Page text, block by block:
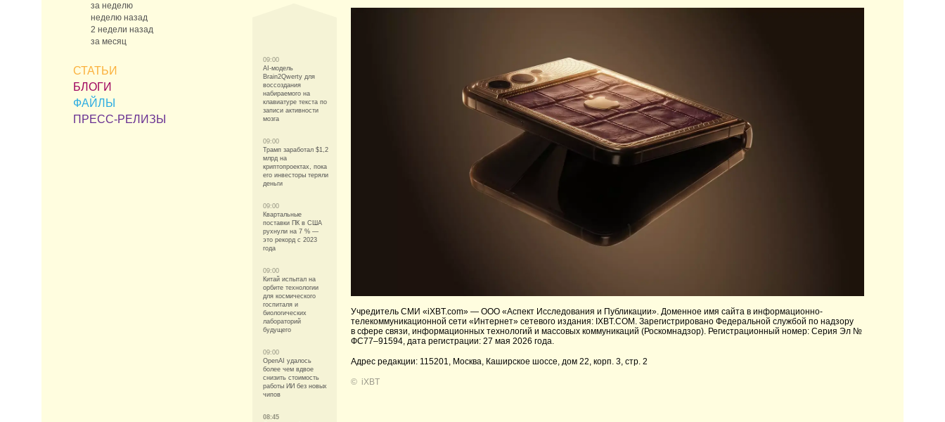
за неделю
неделю назад
2 недели назад
за месяц
СТАТЬИ
БЛОГИ
ФАЙЛЫ
ПРЕСС-РЕЛИЗЫ
09:00
AI-модель
Brain2Qwerty для
воссоздания
набираемого на
клавиатуре текста по
записи активности
мозга
09:00
Трамп заработал $1,2
млрд на
криптопроектах, пока
его инвесторы теряли
деньги
09:00
Квартальные
поставки ПК в США
рухнули на 7 % —
это рекорд с 2023
года
09:00
Китай испытал на
орбите технологии
для космического
госпиталя и
биологических
лабораторий
будущего
09:00
OpenAI удалось
более чем вдвое
снизить стоимость
работы ИИ без новых
чипов
08:45
Учредитель СМИ «iXBT.com» — ООО «Аспект Исследования и Публикации». Доменное имя сайта в информационно-
телекоммуникационной сети «Интернет» сетевого издания: IXBT.COM. Зарегистрировано Федеральной службой по надзору
в сфере связи, информационных технологий и массовых коммуникаций (Роскомнадзор). Регистрационный номер: Серия Эл №
ФС77–91594, дата регистрации: 27 мая 2026 года.
Адрес редакции: 115201, Москва, Каширское шоссе, дом 22, корп. 3, стр. 2
© iXBT